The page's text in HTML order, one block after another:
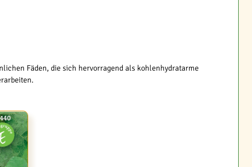
Fäden, die sich hervorragend als kohlenhydratarme